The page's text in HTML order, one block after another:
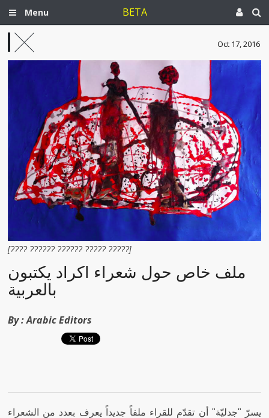
Menu BETA
Oct 17, 2016
[???? ?????? ?????? ????? ?????]
ملف خاص حول شعراء أكراد يكتبون
بالعربية
By :Arabic Editors
يسرّ "جدليّة" أن تقدّم للقراء ملفاً جديداً يعرف بعدد من الشعراء